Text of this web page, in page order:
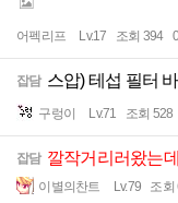
어펙리프 Lv.17 조회 394
잡담 스압) 테섭 필터
구렁이 Lv.71 조회 528
잡담 깔작거리러왔는데
이별의찬트 Lv.79 조회